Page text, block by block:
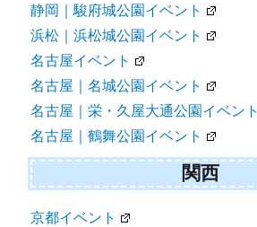
静岡｜駿府城公園イベント
浜松｜浜松城公園イベント
名古屋イベント
名古屋｜名城公園イベント
名古屋｜栄・久屋大通公園イベント
名古屋｜鶴舞公園イベント
関西
京都イベント